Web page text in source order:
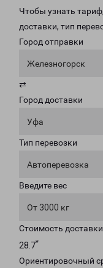
Чтобы узнать
доставки, тип
Город отправки
Железногорск
⇄
Город доставки
Уфа
Тип перевозки
Автоперевозка
Введите вес
От 3000 кг
Стоимость
28.7*
Ориентировочный